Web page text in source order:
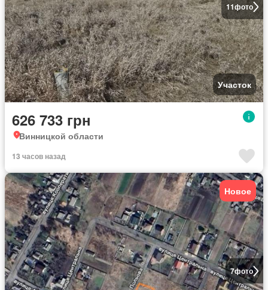
11фото
Участок
626 733 грн
Винницкой области
13 часов назад
7фото
Новое